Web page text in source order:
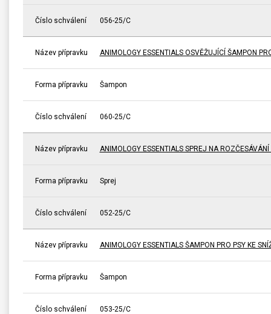
Číslo schválení 056-25/C
Název přípravku ANIMOLOGY ESSENTIALS OSVĚŽUJÍCÍ ŠAMPON
Forma přípravku Šampon
Číslo schválení 060-25/C
Název přípravku ANIMOLOGY ESSENTIALS SPREJ NA ROZČESÁVÁNÍ
Forma přípravku Sprej
Číslo schválení 052-25/C
Název přípravku ANIMOLOGY ESSENTIALS ŠAMPON PRO PSY KE
Forma přípravku Šampon
Číslo schválení 053-25/C